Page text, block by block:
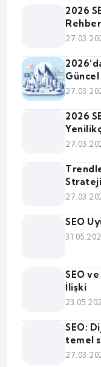
2026
2026
SEO
SEO
İlişki
SEO:
temel